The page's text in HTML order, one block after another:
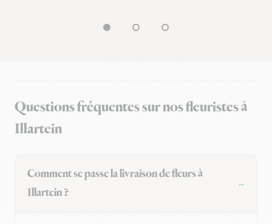
Questions fréquentes sur nos fleuristes à
Illartein
Comment se passe la livraison de fleurs à
Illartein ?